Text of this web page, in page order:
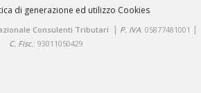
di generazione ed utilizzo Cookies
Consulenti Tributari | P. IVA: 05877481001 |
C. Fisc.: 93011050429